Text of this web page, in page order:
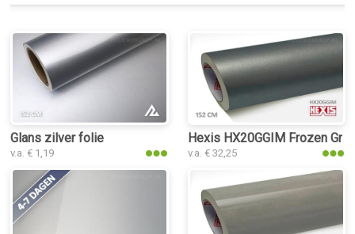
Glans zilver folie
v.a. € 1,19
Hexis HX20GGIM Frozen
v.a. € 32,25